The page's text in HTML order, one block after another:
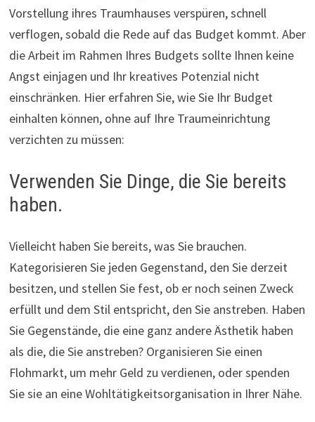
Vorstellung ihres Traumhauses verspüren, schnell
verflogen, sobald die Rede auf das Budget kommt. Aber
die Arbeit im Rahmen Ihres Budgets sollte Ihnen keine
Angst einjagen und Ihr kreatives Potenzial nicht
einschränken. Hier erfahren Sie, wie Sie Ihr Budget
einhalten können, ohne auf Ihre Traumeinrichtung
verzichten zu müssen:
Verwenden Sie Dinge, die Sie bereits
haben.
Vielleicht haben Sie bereits, was Sie brauchen.
Kategorisieren Sie jeden Gegenstand, den Sie derzeit
besitzen, und stellen Sie fest, ob er noch seinen Zweck
erfüllt und dem Stil entspricht, den Sie anstreben. Haben
Sie Gegenstände, die eine ganz andere Ästhetik haben
als die, die Sie anstreben? Organisieren Sie einen
Flohmarkt, um mehr Geld zu verdienen, oder spenden
Sie sie an eine Wohltätigkeitsorganisation in Ihrer Nähe.